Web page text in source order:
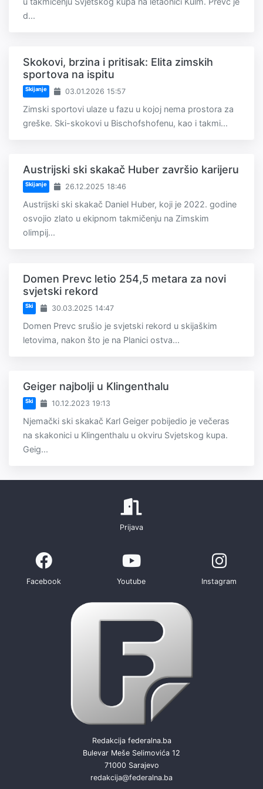
d...
Skokovi, brzina i pritisak: Elita zimskih
sportova na ispitu
Skijanje 03.01.2026 15:57
Zimski sportovi ulaze u fazu u kojoj nema prostora za
greške. Ski-skokovi u Bischofshofenu, kao i takmi...
Austrijski ski skakač Huber završio karijeru
Skijanje 26.12.2025 18:46
Austrijski ski skakač Daniel Huber, koji je 2022. godine
osvojio zlato u ekipnom takmičenju na Zimskim
olimpij...
Domen Prevc letio 254,5 metara za novi
svjetski rekord
Ski 30.03.2025 14:47
Domen Prevc srušio je svjetski rekord u skijaškim
letovima, nakon što je na Planici ostva...
Geiger najbolji u Klingenthalu
Ski 10.12.2023 19:13
Njemački ski skakač Karl Geiger pobijedio je večeras
na skakonici u Klingenthalu u okviru Svjetskog kupa.
Geig...
Prijava
Facebook Youtube Instagram
Redakcija federalna.ba
Bulevar Meše Selimovića 12
71000 Sarajevo
redakcija@federalna.ba